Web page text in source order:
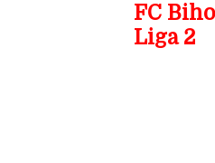
FC
Liga 2